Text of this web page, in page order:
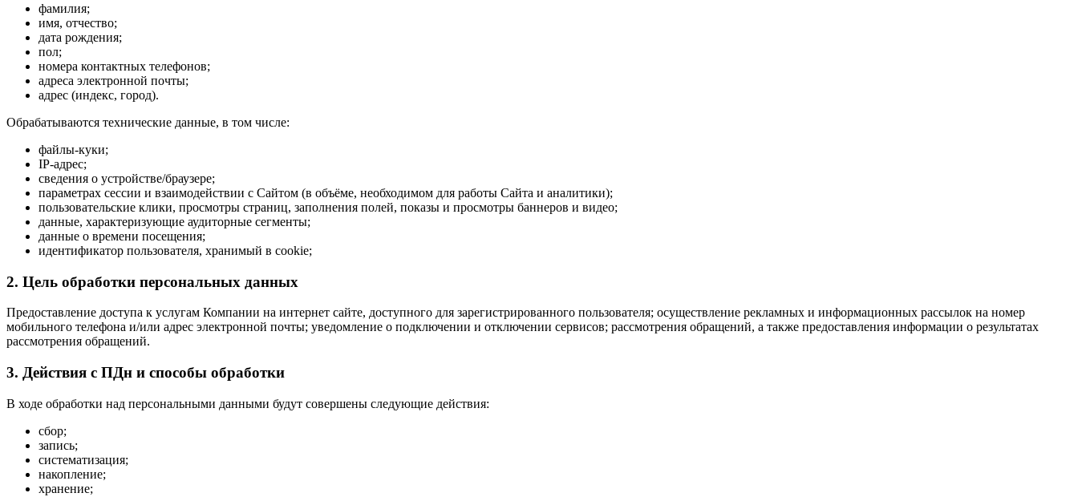
фамилия;
имя, отчество;
дата рождения;
пол;
номера контактных телефонов;
адреса электронной почты;
адрес (индекс, город).
Обрабатываются технические данные, в том числе:
файлы-куки;
IP-адрес;
сведения о устройстве/браузере;
параметрах сессии и взаимодействии с Сайтом (в объёме, необходимом для работы Сайта и аналитики);
пользовательские клики, просмотры страниц, заполнения полей, показы и просмотры баннеров и видео;
данные, характеризующие аудиторные сегменты;
данные о времени посещения;
идентификатор пользователя, хранимый в cookie;
2. Цель обработки персональных данных
Предоставление доступа к услугам Компании на интернет сайте, доступного для зарегистрированного пользователя; осуществление рекламных и информационных рассылок на номер
мобильного телефона и/или адрес электронной почты; уведомление о подключении и отключении сервисов; рассмотрения обращений, а также предоставления информации о результатах
рассмотрения обращений.
3. Действия с ПДн и способы обработки
В ходе обработки над персональными данными будут совершены следующие действия:
сбор;
запись;
систематизация;
накопление;
хранение;